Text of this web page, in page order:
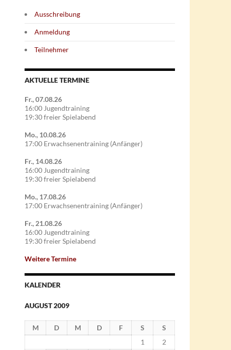
Ausschreibung
Anmeldung
Teilnehmer
AKTUELLE TERMINE
Fr., 07.08.26
16:00 Jugendtraining
19:30 freier Spielabend
Mo., 10.08.26
17:00 Erwachsenentraining (Anfänger)
Fr., 14.08.26
16:00 Jugendtraining
19:30 freier Spielabend
Mo., 17.08.26
17:00 Erwachsenentraining (Anfänger)
Fr., 21.08.26
16:00 Jugendtraining
19:30 freier Spielabend
Weitere Termine
KALENDER
AUGUST 2009
M D M D F S
S
1
2